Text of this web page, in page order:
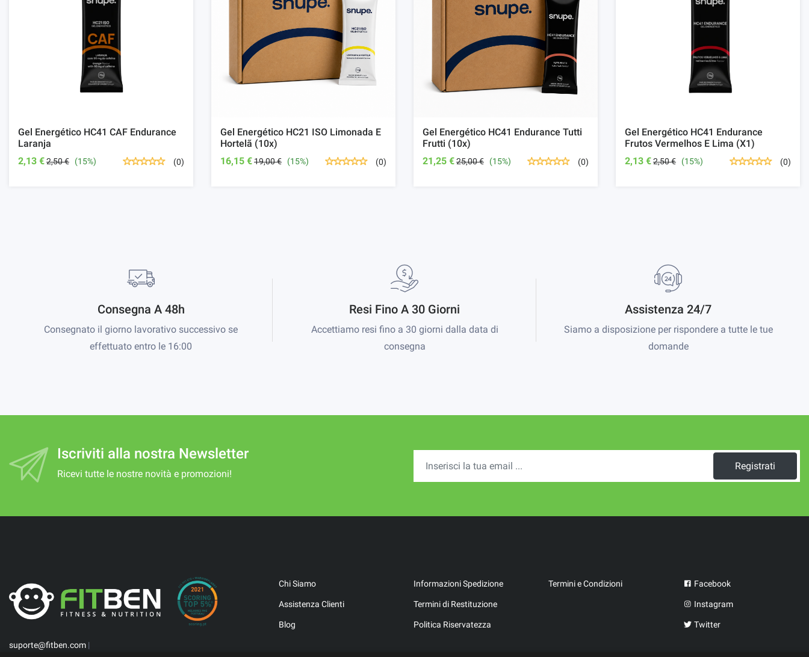
Gel Energético HC41 CAF Endurance
Laranja
2,13 €2,50 € (15%) (0)
Gel Energético HC21 ISO Limonada E
Hortelã (10x)
16,15 €19,00 € (15%) (0)
Gel Energético HC41 Endurance Tutti
Frutti (10x)
21,25 €25,00 € (15%) (0)
Gel Energético HC41 Endurance
Frutos Vermelhos E Lima (x1)
2,13 €2,50 € (15%) (0)
Consegna A 48h
Consegnato il giorno lavorativo successivo se
effettuato entro le 16:00
Resi Fino A 30 Giorni
Accettiamo resi fino a 30 giorni dalla data di
consegna
Assistenza 24/7
Siamo a disposizione per rispondere a tutte le tue
domande
Iscriviti alla nostra Newsletter
Ricevi tutte le nostre novità e promozioni!
Registrati
suporte@fitben.com |
Chi Siamo
Assistenza Clienti
Blog
Informazioni Spedizione
Termini di Restituzione
Politica Riservatezza
Termini e Condizioni Facebook
Instagram
Twitter